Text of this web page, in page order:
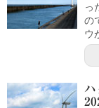
っ
の
ウ
ハ